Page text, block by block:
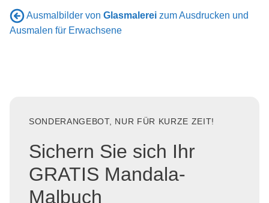
Ausmalbilder von Glasmalerei zum Ausdrucken und
Ausmalen für Erwachsene
SONDERANGEBOT, NUR FÜR KURZE ZEIT!
Sichern Sie sich Ihr
GRATIS Mandala-
Malbuch